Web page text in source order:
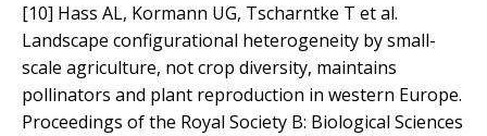
[10] Hass AL, Kormann UG, Tscharntke T et al.
Landscape configurational heterogeneity by small-
scale agriculture, not crop diversity, maintains
pollinators and plant reproduction in western Europe.
Proceedings of the Royal Society B: Biological Sciences